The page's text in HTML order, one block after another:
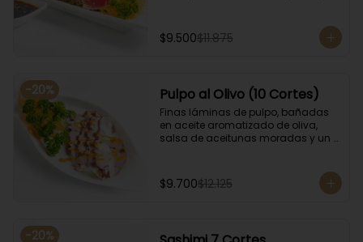
$9.500$11.875
-20% Pulpo al Olivo (10 Cortes)
Finas láminas de pulpo, bañadas
en aceite aromatizado de oliva,
salsa de aceitunas moradas y un
$9.700$12.125
-20%